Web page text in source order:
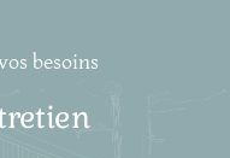
besoins